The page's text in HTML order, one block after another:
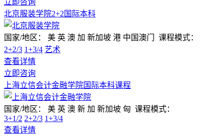
立即咨询
北京服装学院2+2国际本科
国家/地区： 美 英 澳 加 新加坡 港 中国澳门
课程模式：
2+2/3 1+3/4 艺术
查看详情
立即咨询
上海立信会计金融学院国际本科课程
国家/地区： 美 英 澳 新 加 新加坡 匈 课程模式：
3+1/2 2+2/3 1+3/4
查看详情